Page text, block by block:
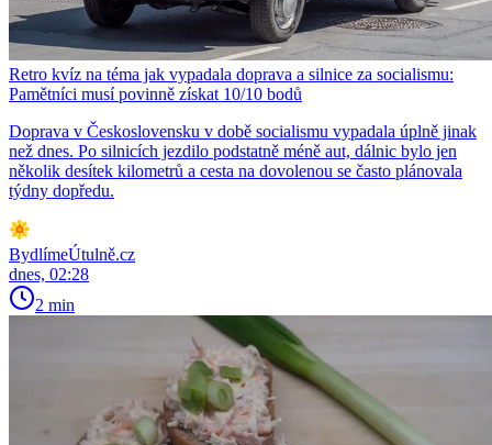
Retro kvíz na téma jak vypadala doprava a silnice za socialismu:
Pamětníci musí povinně získat 10/10 bodů
Doprava v Československu v době socialismu vypadala úplně jinak
než dnes. Po silnicích jezdilo podstatně méně aut, dálnic bylo jen
několik desítek kilometrů a cesta na dovolenou se často plánovala
týdny dopředu.
BydlímeÚtulně.cz
dnes, 02:28
2 min